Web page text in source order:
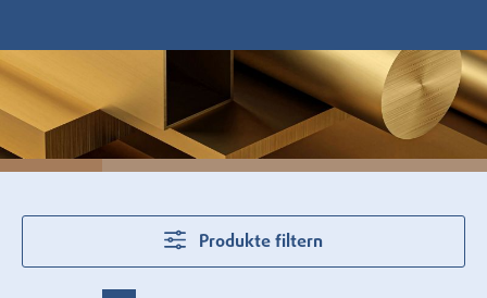
Produkte filtern